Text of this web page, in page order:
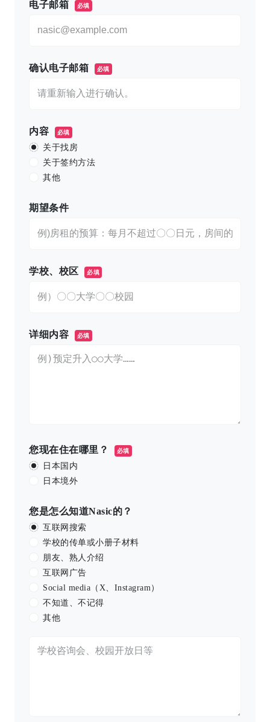
电子邮箱 必填
确认电子邮箱 必填
内容 必填
关于找房
关于签约方法
其他
期望条件
学校、校区 必填
详细内容 必填
您现在住在哪里？ 必填
日本国内
日本境外
您是怎么知道Nasic的？
互联网搜索
学校的传单或小册子材料
朋友、熟人介绍
互联网广告
Social media（X、Instagram）
不知道、不记得
其他